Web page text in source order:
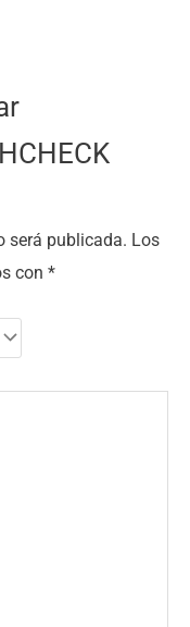
será publicada. Los
con *